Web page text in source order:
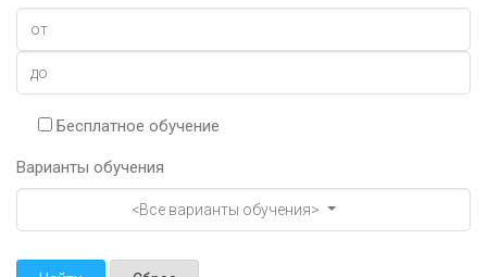
Бесплатное обучение
Варианты обучения
<Все варианты обучения>